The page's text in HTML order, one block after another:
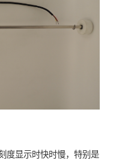
度显示时快时慢，特别是